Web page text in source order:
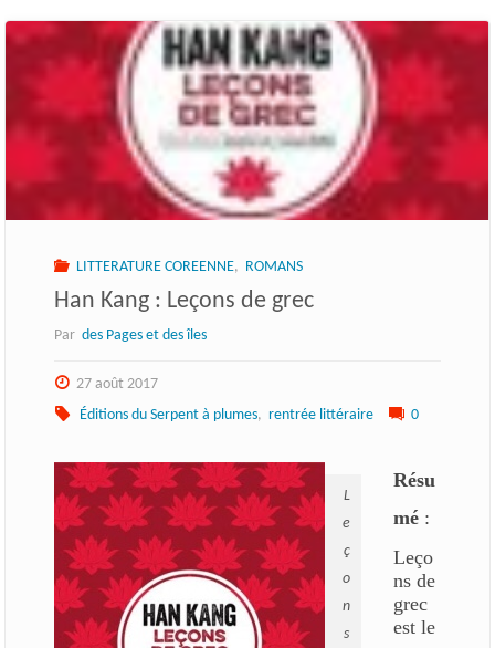
LITTERATURE COREENNE, ROMANS
Han Kang : Leçons de grec
Par des Pages et des îles
27 août 2017
Éditions du Serpent à plumes, rentrée littéraire 0
L
e
ç
o
n
s
Résu
mé:
Leço
ns de
grec
est le